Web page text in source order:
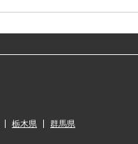
栃木県 群馬県